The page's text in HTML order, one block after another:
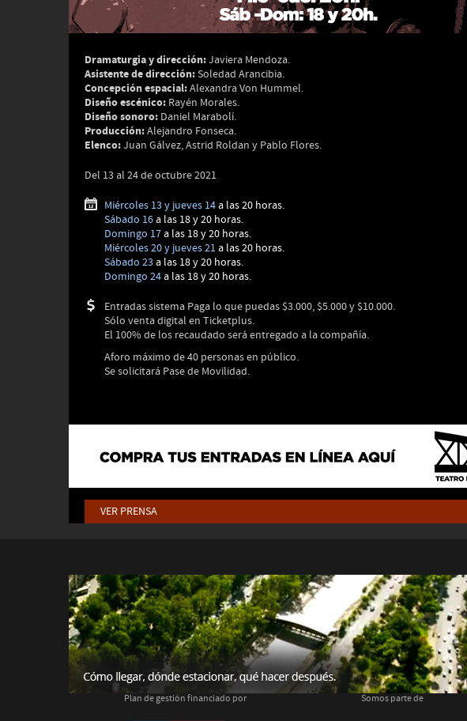
Dramaturgia y dirección:Javiera Mendoza.
Asistente de dirección:Soledad Arancibia.
Concepción espacial:Alexandra Von Hummel.
Diseño escénico: Rayén Morales.
Diseño sonoro: Daniel Marabolí.
Producción:Alejandro Fonseca.
Elenco:Juan Gálvez, Astrid Roldan y Pablo Flores.
Del 13 al 24 de octubre 2021
Miércoles 13 y jueves 14a las 20 horas.
Sábado 16a las 18 y 20 horas.
Domingo 17a las 18 y 20 horas.
Miércoles 20 y jueves 21a las 20 horas.
Sábado 23a las 18 y 20 horas.
Domingo 24a las 18 y 20 horas.
Entradas sistema Paga lo que puedas $3.000, $5.000 y $10.000.
Sólo venta digital en Ticketplus.
El 100% de los recaudado será entregado a la compañía.
Aforo máximo de 40 personas en público.
Se solicitará Pase de Movilidad.
VER PRENSA
Plan de gestión financiado por Somos parte de